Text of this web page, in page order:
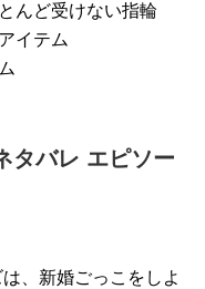
んど受けない指輪
イテム
タバレ エピソー
、新婚ごっこをしよ